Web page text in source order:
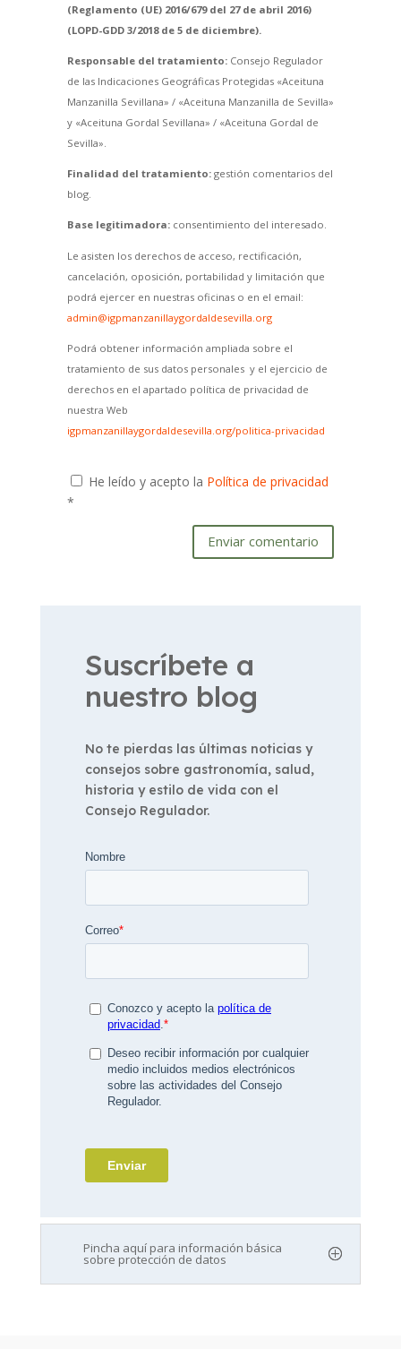
(Reglamento (UE) 2016/679 del 27 de abril 2016)
(LOPD-GDD 3/2018 de 5 de diciembre).
Responsable del tratamiento:Consejo Regulador
de las Indicaciones Geográficas Protegidas «Aceituna
Manzanilla Sevillana» / «Aceituna Manzanilla de Sevilla»
y «Aceituna Gordal Sevillana» / «Aceituna Gordal de
Sevilla».
Finalidad del tratamiento:gestión comentarios del
blog.
Base legitimadora:consentimiento del interesado.
Le asisten los derechos de acceso, rectificación,
cancelación, oposición, portabilidad y limitación que
podrá ejercer en nuestras oficinas o en el email:
admin@igpmanzanillaygordaldesevilla.org
Podrá obtener información ampliada sobre el
tratamiento de sus datos personales y el ejercicio de
derechos en el apartado política de privacidad de
nuestra Web
igpmanzanillaygordaldesevilla.org/politica-privacidad
He leído y acepto la Política de privacidad
*
Enviar comentario
Suscríbete a
nuestro blog
No te pierdas las últimas noticias y
consejos sobre gastronomía, salud,
historia y estilo de vida con el
Consejo Regulador.
Pincha aquí para información básica
sobre protección de datos